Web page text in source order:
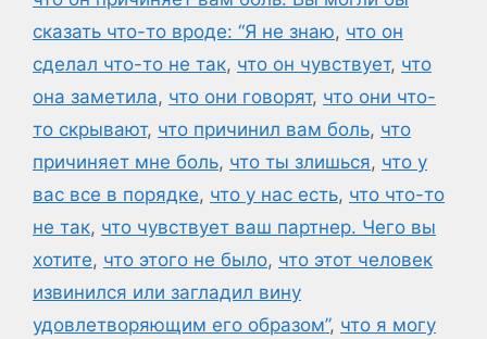
сказать что-то вроде: “Я не знаю, что он
сделал что-то не так, что он чувствует, что
она заметила, что они говорят, что они что-
то скрывают, что причинил вам боль, что
причиняет мне боль, что ты злишься, что у
вас все в порядке, что у нас есть, что что-то
не так, что чувствует ваш партнер. Чего вы
хотите, что этого не было, что этот человек
извинился или загладил вину
удовлетворяющим его образом”, что я могу